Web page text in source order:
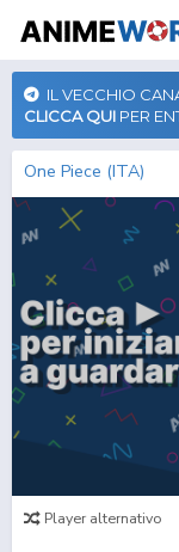
IL VECCHIO
CLICCA QUI PER
One Piece (ITA)
Player alternativo